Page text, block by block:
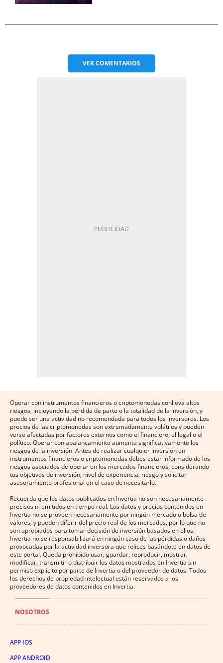
VERCOMENTARIOS
Operar con instrumentos financieros o criptomonedas conlleva altos
riesgos, incluyendo la pérdida de parte o la totalidad de la inversión, y
puede ser una actividad no recomendada para todos los inversores. Los
precios de las criptomonedas son extremadamente volátiles y pueden
verse afectadas por factores externos como el financiero, el legal o el
político. Operar con apalancamiento aumenta significativamente los
riesgos de la inversión. Antes de realizar cualquier inversión en
instrumentos financieros o criptomonedas debes estar informado de los
riesgos asociados de operar en los mercados financieros, considerando
tus objetivos de inversión, nivel de experiencia, riesgo y solicitar
asesoramiento profesional en el caso de necesitarlo.
Recuerda que los datos publicados en Invertia no son necesariamente
precisos ni emitidos en tiempo real. Los datos y precios contenidos en
Invertia no se proveen necesariamente por ningún mercado o bolsa de
valores, y pueden diferir del precio real de los mercados, por lo que no
son apropiados para tomar decisión de inversión basados en ellos.
Invertia no se responsabilizará en ningún caso de las pérdidas o daños
provocadas por la actividad inversora que relices basándote en datos de
este portal. Queda prohibido usar, guardar, reproducir, mostrar,
modificar, transmitir o distribuir los datos mostrados en Invertia sin
permiso explícito por parte de Invertia o del proveedor de datos. Todos
los derechos de propiedad intelectual están reservados a los
proveedores de datos contenidos en Invertia.
NOSOTROS
APP IOS
APP ANDROID